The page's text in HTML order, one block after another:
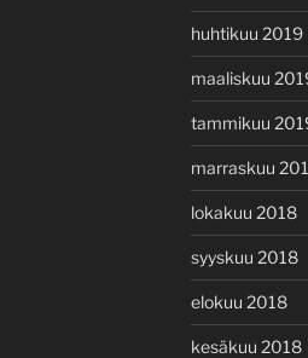
huhtikuu 2019
maaliskuu
tammikuu
marraskuu
lokakuu 2018
syyskuu 2018
elokuu 2018
kesäkuu 2018